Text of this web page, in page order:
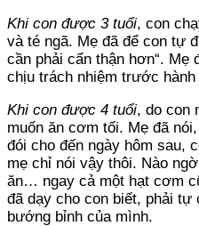
Khi con được 3 tuổi, con
và té ngã. Mẹ đã để con tự
cần phải cẩn thận hơn“. Mẹ
chịu trách nhiệm trước hành
Khi con được 4 tuổi, do con
muốn ăn cơm tối. Mẹ đã
đói cho đến ngày hôm sau,
mẹ chỉ nói vậy thôi. Nào
ăn… ngay cả một hạt cơm
đã dạy cho con biết, phải
bướng bỉnh của mình.